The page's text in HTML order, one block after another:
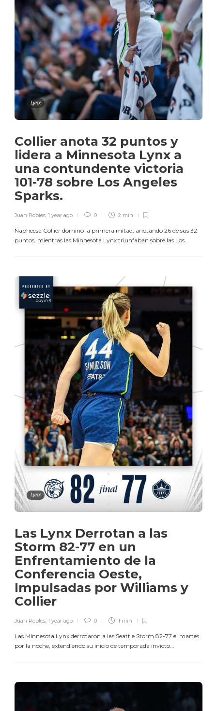
Lynx
Collier anota 32 puntos y
lidera a Minnesota Lynx a
una contundente victoria
101-78 sobre Los Angeles
Sparks.
Juan Robles, 1 year ago 0 2 min
Napheesa Collier dominó la primera mitad, anotando 26 de sus 32
puntos, mientras las Minnesota Lynx triunfaban sobre las Los...
Lynx
Las Lynx Derrotan a las
Storm 82-77 en un
Enfrentamiento de la
Conferencia Oeste,
Impulsadas por Williams y
Collier
Juan Robles, 1 year ago 0 1 min
Las Minnesota Lynx derrotaron a las Seattle Storm 82-77 el martes
por la noche, extendiendo su inicio de temporada invicto...